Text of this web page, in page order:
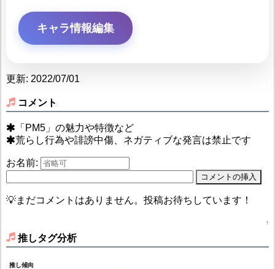
キャラ情報編集
更新: 2022/07/01
コメント
「PM5」の魅力や特徴など
荒らし行為や誹謗中傷、ネガティブな発言は禁止です
お名前:
💡まだコメントはありません。投稿お待ちしています！
↑
推しタグ分析
推し傾向